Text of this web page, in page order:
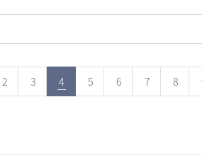
2 3 4 5 6 7 8